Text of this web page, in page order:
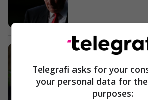
Kelmendi:
në Çakorr, e
Zi
Kosovë
Telegrafi asks for your
your personal data for
purposes: